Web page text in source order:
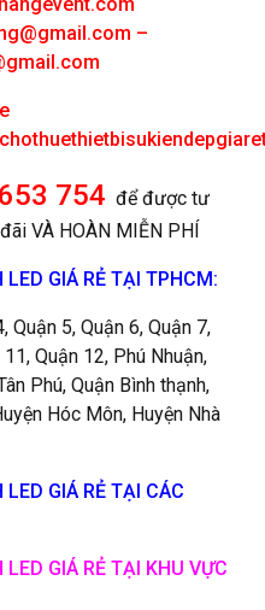
–
754 để được tư
VÀ HOÀN MIỄN PHÍ
LED GIÁ RẺ TẠI TPHCM:
Quận 5, Quận 6, Quận 7,
Quận 12, Phú Nhuận,
Phú, Quận Bình thạnh,
Hóc Môn, Huyện Nhà
GIÁ RẺ TẠI CÁC
GIÁ RẺ TẠI KHU VỰC